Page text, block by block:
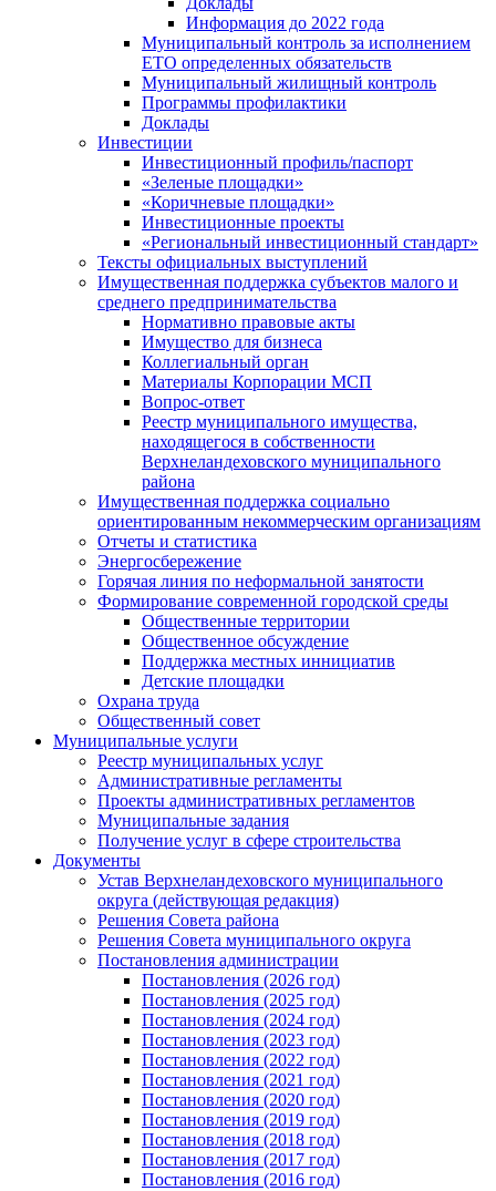
Информация до 2022 года
Муниципальный контроль за исполнением
ЕТО определенных обязательств
Муниципальный жилищный контроль
Программы профилактики
Доклады
Инвестиции
Инвестиционный профиль/паспорт
«Зеленые площадки»
«Коричневые площадки»
Инвестиционные проекты
«Региональный инвестиционный стандарт»
Тексты официальных выступлений
Имущественная поддержка субъектов малого и
среднего предпринимательства
Нормативно правовые акты
Имущество для бизнеса
Коллегиальный орган
Материалы Корпорации МСП
Вопрос-ответ
Реестр муниципального имущества,
находящегося в собственности
Верхнеландеховского муниципального
района
Имущественная поддержка социально
ориентированным некоммерческим организациям
Отчеты и статистика
Энергосбережение
Горячая линия по неформальной занятости
Формирование современной городской среды
Общественные территории
Общественное обсуждение
Поддержка местных иннициатив
Детские площадки
Охрана труда
Общественный совет
Муниципальные услуги
Реестр муниципальных услуг
Административные регламенты
Проекты административных регламентов
Муниципальные задания
Получение услуг в сфере строительства
Документы
Устав Верхнеландеховского муниципального
округа (действующая редакция)
Решения Совета района
Решения Совета муниципального округа
Постановления администрации
Постановления (2026 год)
Постановления (2025 год)
Постановления (2024 год)
Постановления (2023 год)
Постановления (2022 год)
Постановления (2021 год)
Постановления (2020 год)
Постановления (2019 год)
Постановления (2018 год)
Постановления (2017 год)
Постановления (2016 год)